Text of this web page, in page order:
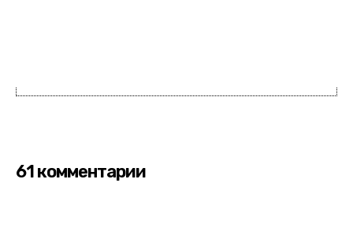
61 комментарии